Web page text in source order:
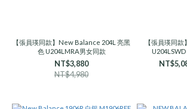
【張員瑛同款】New Balance 204L 亮黑
色 U204LMRA男女同款
NT$3,880
NT$4,980
【張員瑛同